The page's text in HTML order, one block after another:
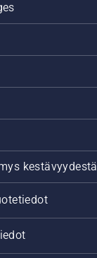
kestävyydestä